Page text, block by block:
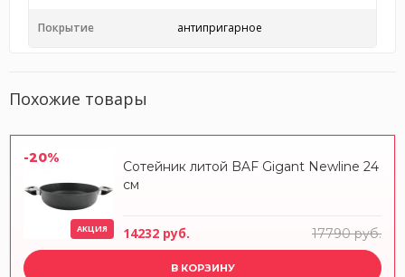
Покрытие антипригарное
Похожие товары
-20%
АКЦИЯ
Сотейник литой BAF Gigant Newline 24
см
14232 руб. 17790 руб.
В КОРЗИНУ